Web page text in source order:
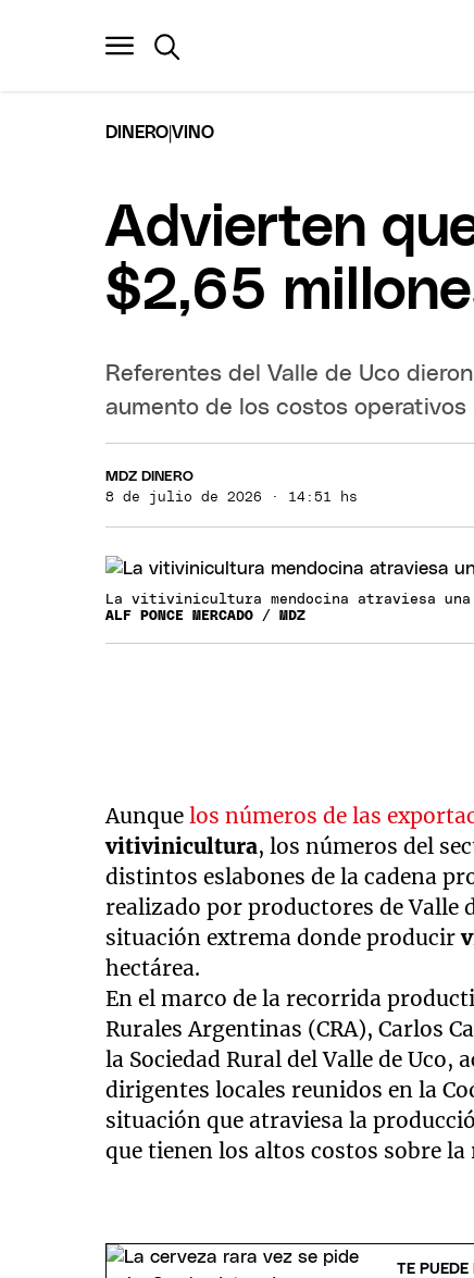
DINERO|VINO
Advierten
$2,65
Referentes del Valle de Uco
aumento de los costos
MDZ DINERO
8 de julio de 2026 · 14:51 hs
La vitivinicultura mendocina atraviesa
ALF PONCE MERCADO / MDZ
Aunquelos números de las
vitivinicultura, los números del
distintos eslabones de la cadena
realizado por productores de Valle
situación extrema donde producir
hectárea.
En el marco de la recorrida
Rurales Argentinas (CRA), Carlos
la Sociedad Rural del Valle de
dirigentes locales reunidos en la
situación que atraviesa la
que tienen los altos costos sobre
TE PUEDE